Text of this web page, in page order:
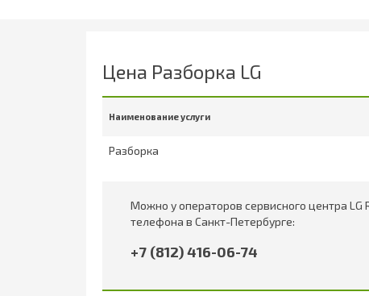
Цена Разборка LG
Наименование услуги
Разборка
Можно у операторов сервисного центра
телефона в Санкт-Петербурге:
+7 (812) 416-06-74